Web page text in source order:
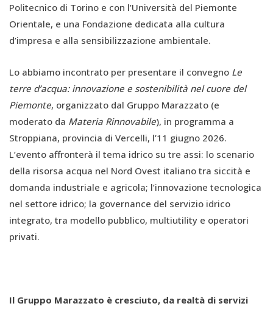
Politecnico di Torino e con l’Università del Piemonte
Orientale, e una Fondazione dedicata alla cultura
d’impresa e alla sensibilizzazione ambientale.
Lo abbiamo incontrato per presentare il convegno Le
terre d’acqua: innovazione e sostenibilità nel cuore del
Piemonte, organizzato dal Gruppo Marazzato (e
moderato da Materia Rinnovabile), in programma a
Stroppiana, provincia di Vercelli, l’11 giugno 2026.
L’evento affronterà il tema idrico su tre assi: lo scenario
della risorsa acqua nel Nord Ovest italiano tra siccità e
domanda industriale e agricola; l’innovazione tecnologica
nel settore idrico; la governance del servizio idrico
integrato, tra modello pubblico, multiutility e operatori
privati.
Il Gruppo Marazzato è cresciuto, da realtà di servizi